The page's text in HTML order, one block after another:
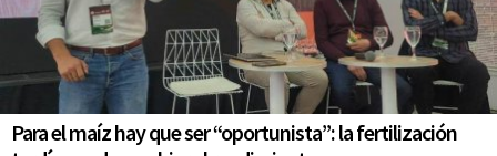
Para el maíz hay que ser “oportunista”: la fertilización